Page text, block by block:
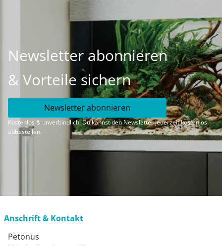
Newsletter abonnieren
& Vorteile sichern
Newsletter abonnieren
Kostenlos & unverbindlich. Du kannst den Newsletter jederzeit kostenlos
abbestellen.
Anschrift & Kontakt
Petonus